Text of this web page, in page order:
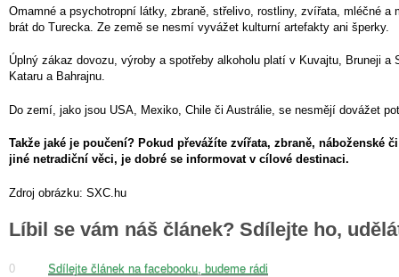
Omamné a psychotropní látky, zbraně, střelivo, rostliny, zvířata, mléčné
brát do Turecka. Ze země se nesmí vyvážet kulturní artefakty ani šperky.
Úplný zákaz dovozu, výroby a spotřeby alkoholu platí v Kuvajtu, Bruneji a
Kataru a Bahrajnu.
Do zemí, jako jsou USA, Mexiko, Chile či Austrálie, se nesmějí dovážet
Takže jaké je poučení? Pokud převážíte zvířata, zbraně, náboženské
jiné netradiční věci, je dobré se informovat v cílové destinaci.
Zdroj obrázku: SXC.hu
Líbil se vám náš článek? Sdílejte ho,
0
Sdílejte článek na facebooku, budeme rádi